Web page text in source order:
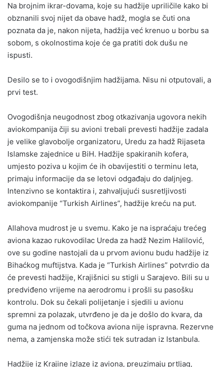
Na brojnim ikrar-dovama, koje su hadžije upriličile kako bi
obznanili svoj nijet da obave hadž, mogla se čuti ona
poznata da je, nakon nijeta, hadžija već krenuo u borbu sa
sobom, s okolnostima koje će ga pratiti dok dušu ne
ispusti.
Desilo se to i ovogodišnjim hadžijama. Nisu ni otputovali, a
prvi test.
Ovogodišnja neugodnost zbog otkazivanja ugovora nekih
aviokompanija čiji su avioni trebali prevesti hadžije zadala
je velike glavobolje organizatoru, Uredu za hadž Rijaseta
Islamske zajednice u BiH. Hadžije spakiranih kofera,
umjesto poziva u kojim će ih obavijestiti o terminu leta,
primaju informacije da se letovi odgađaju do daljnjeg.
Intenzivno se kontaktira i, zahvaljujući susretljivosti
aviokompanije “Turkish Airlines”, hadžije kreću na put.
Allahova mudrost je u svemu. Kako je na ispraćaju trećeg
aviona kazao rukovodilac Ureda za hadž Nezim Halilović,
ove su godine nastojali da u prvom avionu budu hadžije iz
Bihaćkog muftijstva. Kada je “Turkish Airlines” potvrdio da
će prevesti hadžije, Krajišnici su stigli u Sarajevo. Bili su u
predviđeno vrijeme na aerodromu i prošli su pasošku
kontrolu. Dok su čekali polijetanje i sjedili u avionu
spremni za polazak, utvrđeno je da je došlo do kvara, da
guma na jednom od točkova aviona nije ispravna. Rezervne
nema, a zamjenska može stići tek sutradan iz Istanbula.
Hadžije iz Krajine izlaze iz aviona, preuzimaju prtljag,